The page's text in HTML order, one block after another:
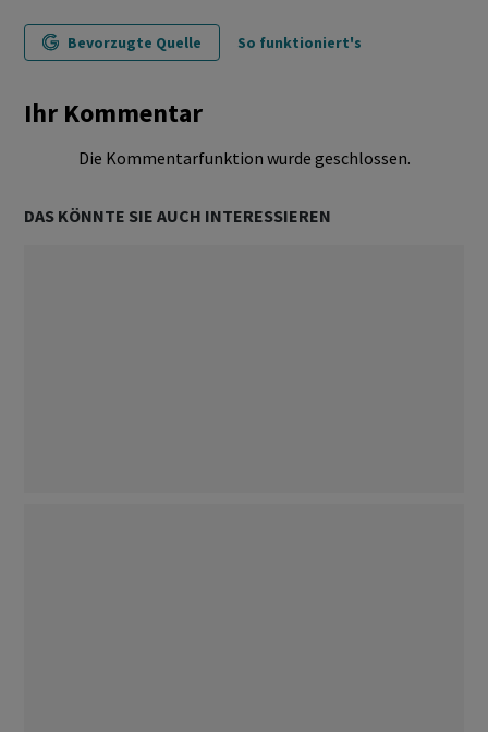
Bevorzugte Quelle So funktioniert's
Ihr Kommentar
Die Kommentarfunktion wurde geschlossen.
DAS KÖNNTE SIE AUCH INTERESSIEREN